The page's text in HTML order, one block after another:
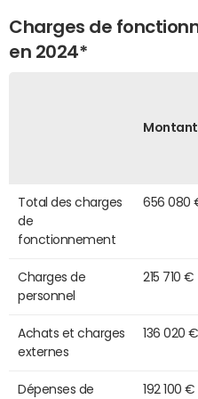
Charges de
en 2024*
Montant
Total des charges
de
fonctionnement
656 080
Charges de
personnel
215 710 €
Achats et charges
externes
136 020 €
Dépenses de 192 100 €